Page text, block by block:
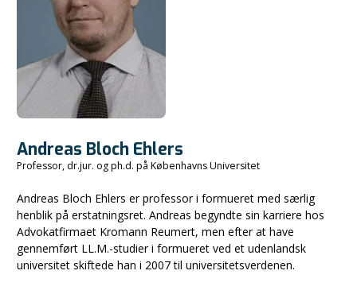
Andreas Bloch Ehlers
Professor, dr.jur. og ph.d. på Københavns Universitet
Andreas Bloch Ehlers er professor i formueret med særlig
henblik på erstatningsret. Andreas begyndte sin karriere hos
Advokatfirmaet Kromann Reumert, men efter at have
gennemført LL.M.-studier i formueret ved et udenlandsk
universitet skiftede han i 2007 til universitetsverdenen.